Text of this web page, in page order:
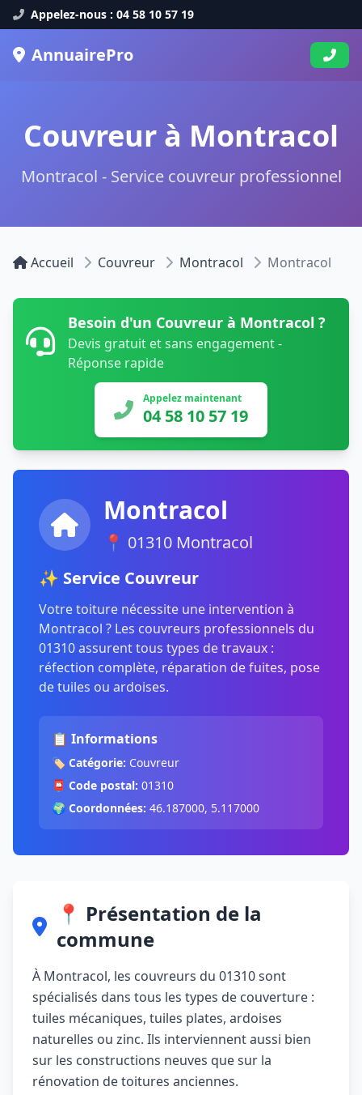
Appelez-nous : 04 58 10 57 19
AnnuairePro
Couvreur à Montracol
Montracol - Service couvreur professionnel
Accueil Couvreur Montracol Montracol
Besoin d'un Couvreur à Montracol ?
Devis gratuit et sans engagement -
Réponse rapide
Appelez maintenant
04 58 10 57 19
Montracol
📍 01310 Montracol
✨ Service Couvreur
Votre toiture nécessite une intervention à
Montracol ? Les couvreurs professionnels du
01310 assurent tous types de travaux :
réfection complète, réparation de fuites, pose
de tuiles ou ardoises.
📋 Informations
🏷️ Catégorie: Couvreur
📮 Code postal: 01310
🌍 Coordonnées: 46.187000, 5.117000
📍 Présentation de la
commune
À Montracol, les couvreurs du 01310 sont
spécialisés dans tous les types de couverture :
tuiles mécaniques, tuiles plates, ardoises
naturelles ou zinc. Ils interviennent aussi bien
sur les constructions neuves que sur la
rénovation de toitures anciennes.